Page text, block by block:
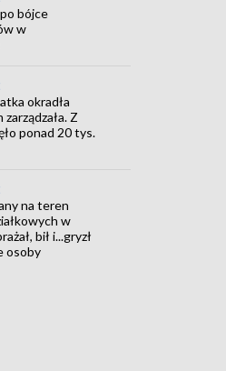
bójce
w
okradła
Z
ponad 20 tys.
na teren
w
bił i...gryzł
osoby